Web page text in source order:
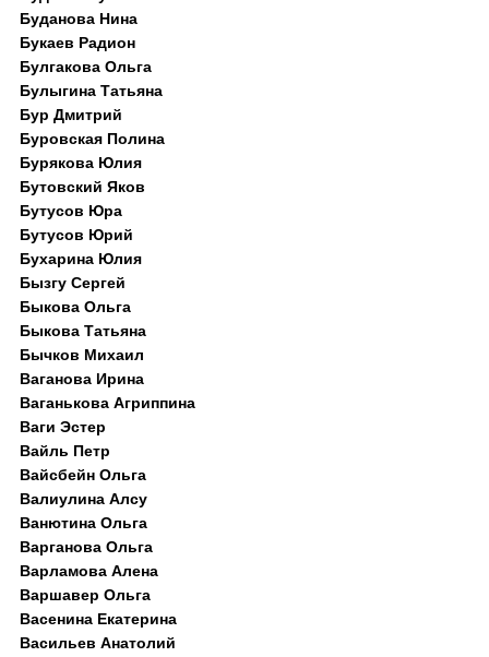
Буданова Нина
Букаев Радион
Булгакова Ольга
Булыгина Татьяна
Бур Дмитрий
Буровская Полина
Бурякова Юлия
Бутовский Яков
Бутусов Юра
Бутусов Юрий
Бухарина Юлия
Бызгу Сергей
Быкова Ольга
Быкова Татьяна
Бычков Михаил
Ваганова Ирина
Ваганькова Агриппина
Ваги Эстер
Вайль Петр
Вайсбейн Ольга
Валиулина Алсу
Ванютина Ольга
Варганова Ольга
Варламова Алена
Варшавер Ольга
Васенина Екатерина
Васильев Анатолий